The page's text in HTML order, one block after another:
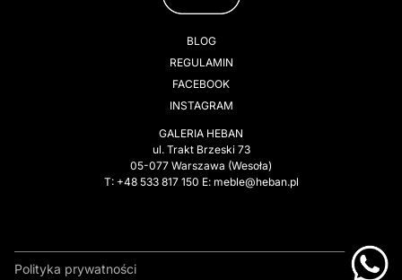
BLOG
REGULAMIN
FACEBOOK
INSTAGRAM
GALERIA HEBAN
ul. Trakt Brzeski 73
05-077 Warszawa (Wesoła)
T: +48 533 817 150 E: meble@heban.pl
Polityka prywatności